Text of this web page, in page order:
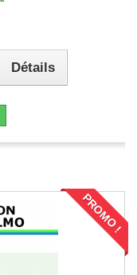
Détails
PROMO !